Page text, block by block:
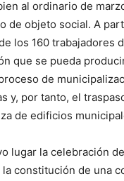
al ordinario de
de objeto social. A
los 160 trabajadores
que se pueda
de
y, por tanto, el
de edificios
lugar la celebración
constitución de una